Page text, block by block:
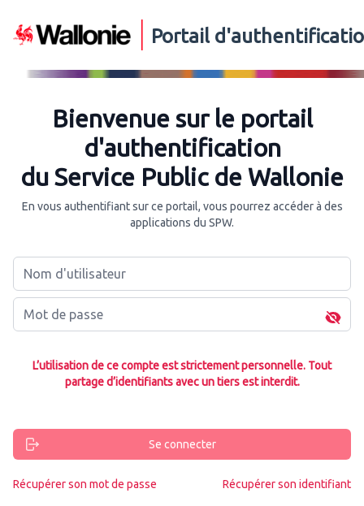
Portail
Bienvenue sur le portail
d'authentification
du Service Public de Wallonie
En vous authentifiant sur ce portail, vous pourrez accéder à des
applications du SPW.
Nom d'utilisateur
Mot de passe
L’utilisation de ce compte est strictement personnelle. Tout
partage d’identifiants avec un tiers est interdit.
Se connecter
Récupérer son mot de passe Récupérer son identifiant